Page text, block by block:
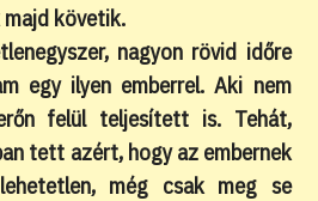
majd követik.
nagyon rövid időre
egy ilyen emberrel. Aki nem
felül teljesített is. Tehát,
tett azért, hogy az embernek
még csak meg se